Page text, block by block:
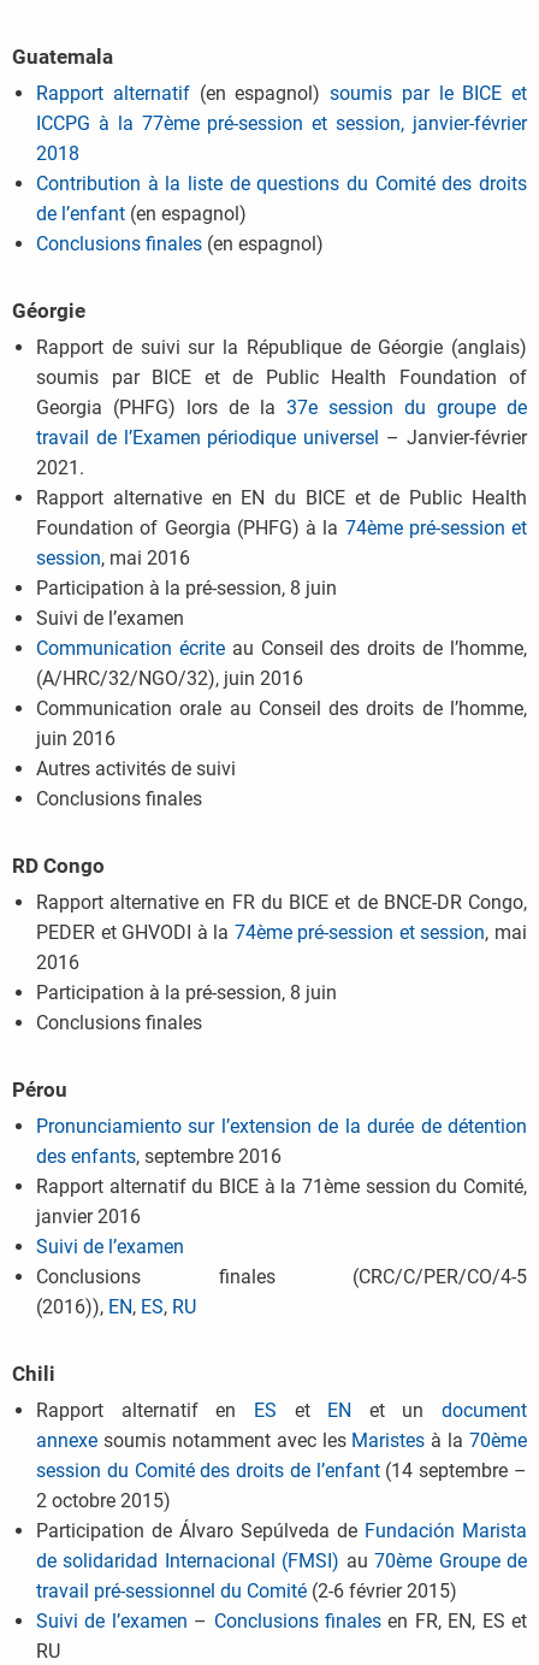
Guatemala
Rapport alternatif(en espagnol) soumis par le BICE et
ICCPG à la 77ème pré-session et session, janvier-février
2018
Contribution à la liste de questions du Comité des droits
de l’enfant (en espagnol)
Conclusions finales (en espagnol)
Géorgie
Rapport de suivi sur la République de Géorgie (anglais)
soumis par BICE et de Public Health Foundation of
Georgia (PHFG) lors de la 37e session du groupe de
travail de l’Examen périodique universel – Janvier-février
2021.
Rapport alternative en EN du BICE et de Public Health
Foundation of Georgia (PHFG) à la 74ème pré-session et
session, mai 2016
Participation à la pré-session, 8 juin
Suivi de l’examen
Communication écriteau Conseil des droits de l’homme,
(A/HRC/32/NGO/32), juin 2016
Communication orale au Conseil des droits de l’homme,
juin 2016
Autres activités de suivi
Conclusions finales
RD Congo
Rapport alternative en FR du BICE et de BNCE-DR Congo,
PEDER et GHVODI à la 74ème pré-session et session, mai
2016
Participation à la pré-session, 8 juin
Conclusions finales
Pérou
Pronunciamiento sur l’extension de la durée de détention
des enfants, septembre 2016
Rapport alternatif du BICE à la 71ème session du Comité,
janvier 2016
Suivi de l’examen
Conclusions finales (CRC/C/PER/CO/4-5
(2016)), EN, ES, RU
Chili
Rapport alternatif en ES et EN et un document
annexe soumis notamment avec les Maristes à la 70ème
session du Comité des droits de l’enfant(14 septembre –
2 octobre 2015)
Participation de Álvaro Sepúlveda de Fundación Marista
de solidaridad Internacional (FMSI) au70ème Groupe de
travail pré-sessionnel du Comité (2-6 février 2015)
Suivi de l’examen – Conclusions finales en FR, EN, ES et
RU